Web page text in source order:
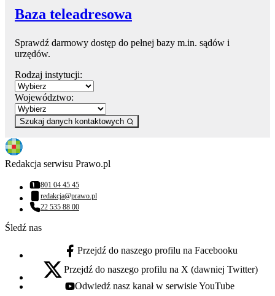
Baza teleadresowa
Sprawdź darmowy dostęp do pełnej bazy m.in. sądów i
urzędów.
Rodzaj instytucji:
Województwo:
Szukaj danych kontaktowych
Redakcja serwisu Prawo.pl
Numer telefonu:
801 04 45 45
Adres email:
redakcja@prawo.pl
Numer telefonu:
22 535 88 00
Śledź nas
facebook - otwiera się w nowej karcie
Przejdź do naszego profilu na Facebooku
x - otwiera się w nowej karcie
Przejdź do naszego profilu na X (dawniej Twitter)
youtube - otwiera się w nowej karcie
Odwiedź nasz kanał w serwisie YouTube